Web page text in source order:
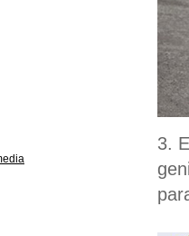
3.